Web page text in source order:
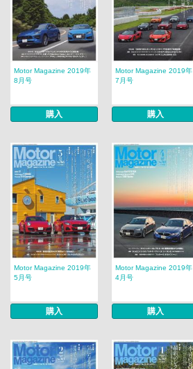
Motor Magazine 2019年
8月号
購入
Motor Magazine 2019年
7月号
購入
Motor Magazine 2019年
5月号
購入
Motor Magazine 2019年
4月号
購入